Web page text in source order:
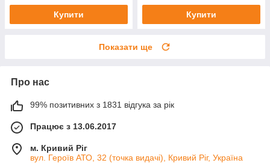
Купити Купити
Показати ще
Про нас
99% позитивних з 1831 відгука за рік
Працює з 13.06.2017
м. Кривий Ріг
вул. Героїв АТО, 32 (точка видачі), Кривий Ріг, Україна